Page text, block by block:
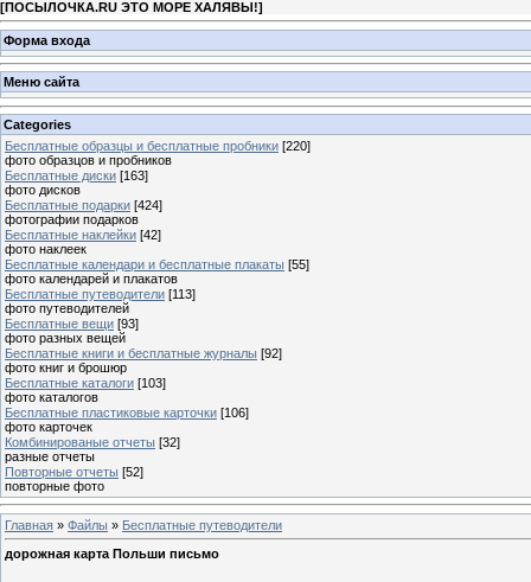
[ПОСЫЛОЧКА.RU ЭТО МОРЕ ХАЛЯВЫ!]
Форма входа
Меню сайта
Categories
Бесплатные образцы и бесплатные пробники [220]
фото образцов и пробников
Бесплатные диски [163]
фото дисков
Бесплатные подарки [424]
фотографии подарков
Бесплатные наклейки [42]
фото наклеек
Бесплатные календари и бесплатные плакаты [55]
фото календарей и плакатов
Бесплатные путеводители [113]
фото путеводителей
Бесплатные вещи [93]
фото разных вещей
Бесплатные книги и бесплатные журналы [92]
фото книг и брошюр
Бесплатные каталоги [103]
фото каталогов
Бесплатные пластиковые карточки [106]
фото карточек
Комбинированые отчеты [32]
разные отчеты
Повторные отчеты [52]
повторные фото
Главная » Файлы » Бесплатные путеводители
дорожная карта Польши письмо